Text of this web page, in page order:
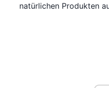
natürlichen Produkten